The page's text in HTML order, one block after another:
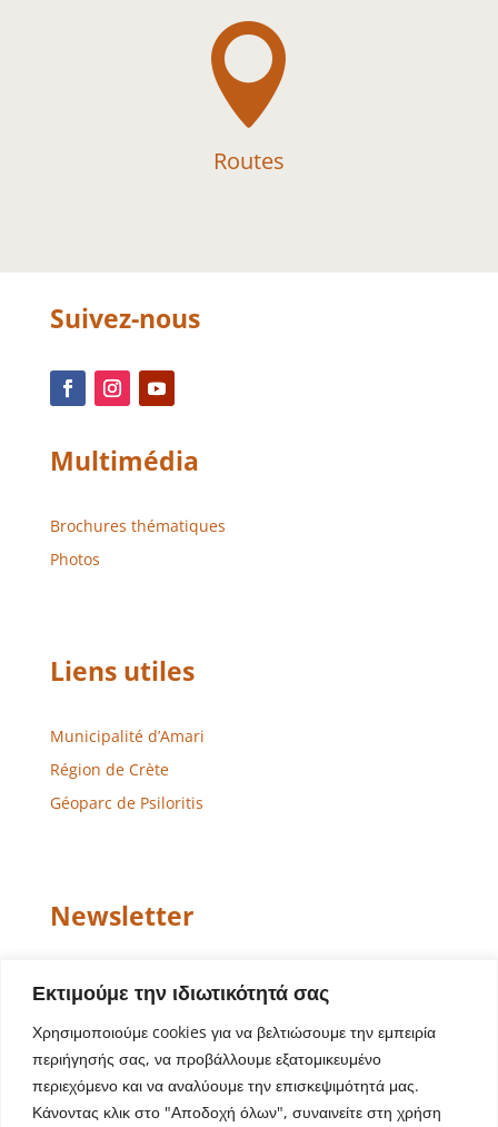
Εκτιμούμε την ιδιωτικότητά σας
Χρησιμοποιούμε cookies για να βελτιώσουμε την εμπειρία
περιήγησής σας, να προβάλλουμε εξατομικευμένο
περιεχόμενο και να αναλύουμε την επισκεψιμότητά μας.
Κάνοντας κλικ στο "Αποδοχή όλων", συναινείτε στη χρήση

Routes
Suivez-nous
Multimédia
Brochures thématiques
Photos
Liens utiles
Municipalité d’Amari
Région de Crète
Géoparc de Psiloritis
Newsletter